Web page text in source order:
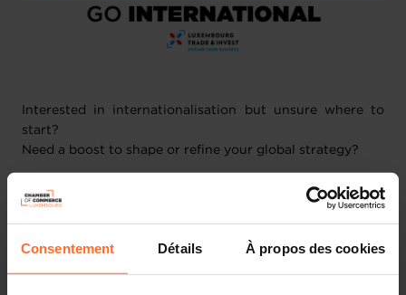
Consentement Détails À propos des cookies
Interested in internationalisation but unsure where to
start?
Need a boost to shape or refine your global strategy?
Join us for our kick-off seminar “Elaborate & Implement
your international strategy” and take the first step
market for your product or service, and make the most of
the internationalisation services you can benefit from.